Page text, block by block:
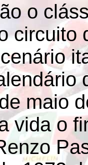
o
circuito
maio
vida o